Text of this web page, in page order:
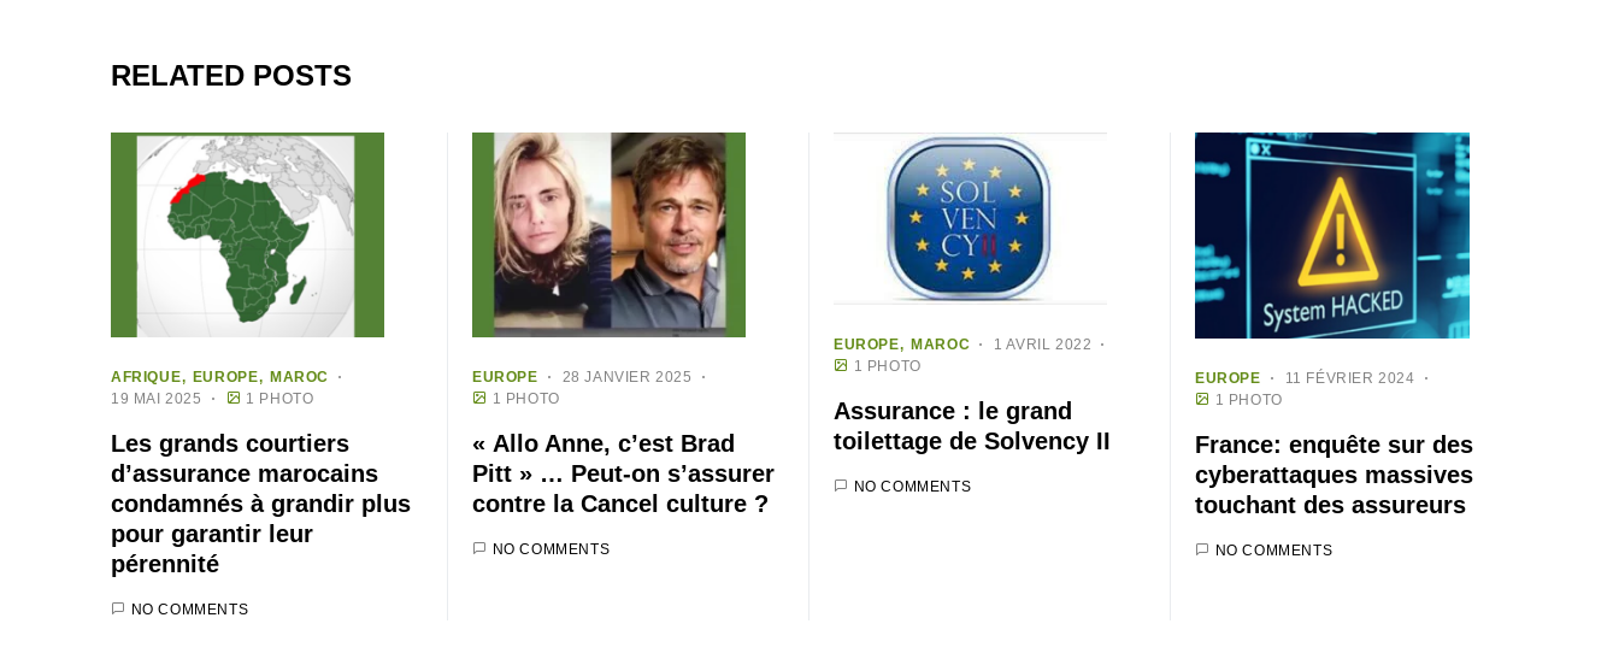
RELATED POSTS
AFRIQUE EUROPE
MAROC
19 MAI 2025
1 PHOTO
Les grands courtiers
d’assurance marocains
condamnés à grandir plus
pour garantir leur
pérennité
NO COMMENTS
EUROPE
28 JANVIER 2025
1 PHOTO
« Allo Anne, c’est Brad
Pitt » … Peut-on s’assurer
contre la Cancel culture ?
NO COMMENTS
EUROPE MAROC
1 AVRIL 2022
1 PHOTO
Assurance : le grand
toilettage de Solvency II
NO COMMENTS
EUROPE
11 FÉVRIER 2024
1 PHOTO
France: enquête sur des
cyberattaques massives
touchant des assureurs
NO COMMENTS